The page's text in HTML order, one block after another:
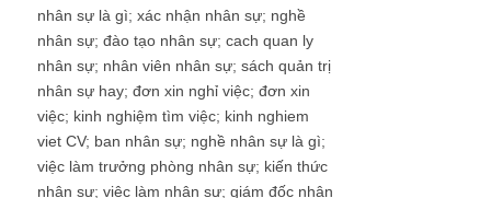
nhân sự là gì; xác nhận nhân sự; nghề
nhân sự; đào tạo nhân sự; cach quan ly
nhân sự; nhân viên nhân sự; sách quản trị
nhân sự hay; đơn xin nghỉ việc; đơn xin
việc; kinh nghiệm tìm việc; kinh nghiem
viet CV; ban nhân sự; nghề nhân sự là gì;
việc làm trưởng phòng nhân sự; kiến thức
nhân sự; việc làm nhân sự; giám đốc nhân